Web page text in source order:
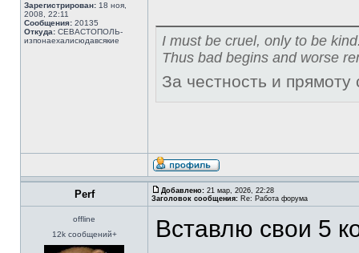
Зарегистрирован: 18 ноя,
2008, 22:11
Сообщения: 20135
Откуда: СЕВАСТОПОЛЬ-
изпонаехалисюдавсякие
I must be cruel, only to be
Thus bad begins and worse
За честность и
Perf Добавлено: 21 мар, 2026, 22:28
Заголовок сообщения: Re: Работа форума
offline
12k сообщений+
Вставлю свои 5